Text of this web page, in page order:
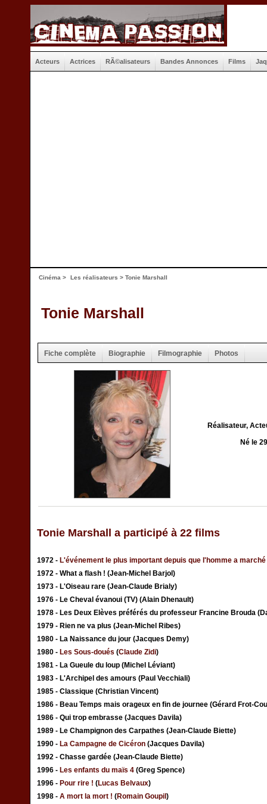
Acteurs Actrices RÃ©alisateurs Bandes Annonces Films
Cinéma > Les réalisateurs > Tonie Marshall
Tonie Marshall
Fiche complète Biographie Filmographie Photos
Réalisateur,
Né le
Tonie Marshall a participé à 22 films
1972 - L'événement le plus important depuis que l'homme a
1972 - What a flash ! (Jean-Michel Barjol)
1973 - L'Oiseau rare (Jean-Claude Brialy)
1976 - Le Cheval évanoui (TV) (Alain Dhenault)
1978 - Les Deux Elèves préférés du professeur Francine Brouda
1979 - Rien ne va plus (Jean-Michel Ribes)
1980 - La Naissance du jour (Jacques Demy)
1980 - Les Sous-doués (Claude Zidi)
1981 - La Gueule du loup (Michel Léviant)
1983 - L'Archipel des amours (Paul Vecchiali)
1985 - Classique (Christian Vincent)
1986 - Beau Temps mais orageux en fin de journee (Gérard Frot-
1986 - Qui trop embrasse (Jacques Davila)
1989 - Le Champignon des Carpathes (Jean-Claude Biette)
1990 - La Campagne de Cicéron (Jacques Davila)
1992 - Chasse gardée (Jean-Claude Biette)
1996 - Les enfants du maïs 4 (Greg Spence)
1996 - Pour rire ! (Lucas Belvaux)
1998 - A mort la mort ! (Romain Goupil)